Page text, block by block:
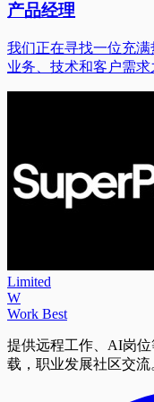
产品经理
我们正在寻找一位充
业务、技术和客户需求
Limited
W
Work Best
提供远程工作、AI岗
载，职业发展社区交流